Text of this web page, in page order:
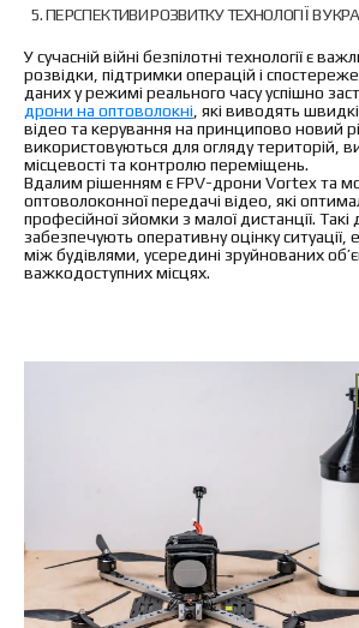
ПЕРСПЕКТИВИ РОЗВИТКУ ТЕХНОЛОГІЇ В
У сучасній війні безпілотні технології є
розвідки, підтримки операцій і
даних у режимі реального часу успішно
дрони на оптоволокні , які виводять
відео та керування на принципово новий
використовуються для огляду територій,
місцевості та контролю переміщень.
Вдалим рішенням є FPV-дрони Vortex та
оптоволоконної передачі відео, які
професійної зйомки з малої дистанції. Такі
забезпечують оперативну оцінку
між будівлями, усередині зруйнованих
важкодоступних місцях.